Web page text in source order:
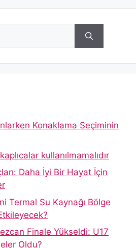
Konaklama Seçiminin
kullanılmamalıdır
Daha İyi Bir Hayat İçin
Termal Su Kaynağı Bölge
Finale Yükseldi: U17
Oldu?